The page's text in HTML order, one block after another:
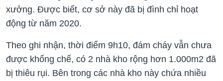
xưởng. Được biết, cơ sở này đã bị đình chỉ hoạt
động từ năm 2020.
Theo ghi nhận, thời điểm 9h10, đám cháy vẫn chưa
được khống chế, có 2 nhà kho rộng hơn 1.000m2 đã
bị thiêu rụi. Bên trong các nhà kho này chứa nhiều